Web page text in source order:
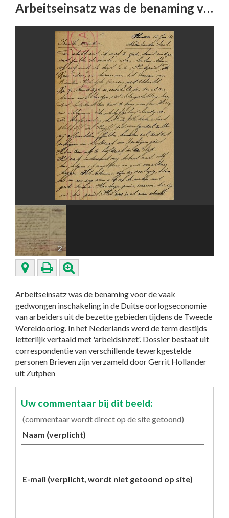
Arbeitseinsatz was de benaming voor de vaak gedwongen inschakeling in de Duitse oorlogseconomie van arbeiders uit de …
2
Arbeitseinsatz was de benaming voor de vaak
gedwongen inschakeling in de Duitse oorlogseconomie
van arbeiders uit de bezette gebieden tijdens de Tweede
Wereldoorlog. In het Nederlands werd de term destijds
letterlijk vertaald met 'arbeidsinzet'. Dossier bestaat uit
correspondentie van verschillende tewerkgestelde
personen Brieven zijn verzameld door Gerrit Hollander
uit Zutphen
Uw commentaar bij dit beeld:
(commentaar wordt direct op de site getoond)
Naam (verplicht)
E-mail (verplicht, wordt niet getoond op site)